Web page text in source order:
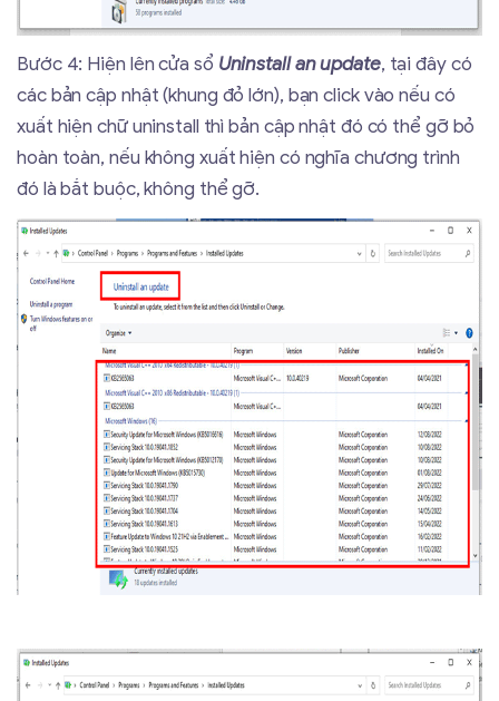
Bước 4: Hiện lên cửa sổ Uninstall an update, tại đây có
các bản cập nhật (khung đỏ lớn), bạn click vào nếu có
xuất hiện chữ uninstall thì bản cập nhật đó có thể gỡ bỏ
hoàn toàn, nếu không xuất hiện có nghĩa chương trình
đó là bắt buộc, không thể gỡ.